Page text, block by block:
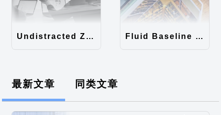
Undistracted Zen主题汉化包 Fluid Baseline Grid主题汉化包
最新文章 同类文章